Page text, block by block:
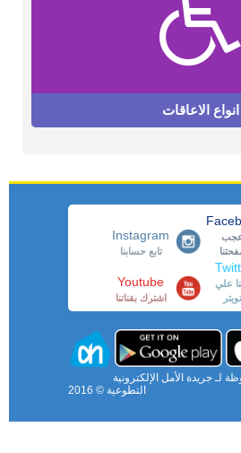
انواع الاعاقات
Instagram
تابع حسابنا
علي
Youtube
اشترك بقناتنا
لـ جريدة الأمل الإلكترونية
التطوعية © 2016